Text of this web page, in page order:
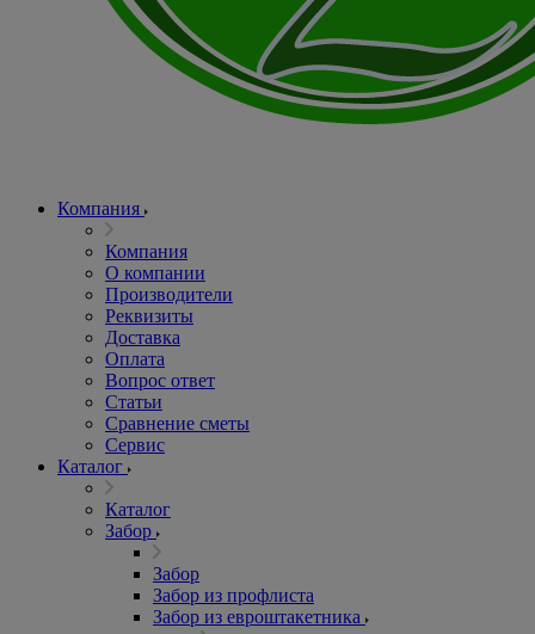
Компания
Компания
О компании
Производители
Реквизиты
Доставка
Оплата
Вопрос ответ
Статьи
Сравнение сметы
Сервис
Каталог
Каталог
Забор
Забор
Забор из профлиста
Забор из евроштакетника